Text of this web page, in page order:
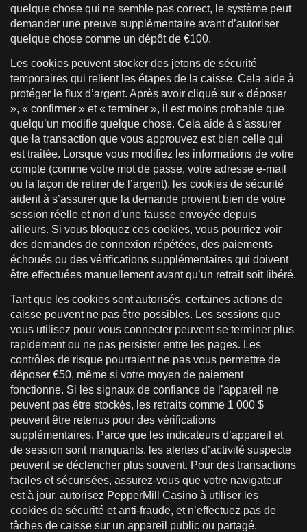
quelque chose qui ne semble pas correct, le système peut
demander une preuve supplémentaire avant d’autoriser
quelque chose comme un dépôt de €100.
Les cookies peuvent stocker des jetons de sécurité
temporaires qui relient les étapes de la caisse. Cela aide à
protéger le flux d’argent. Après avoir cliqué sur « déposer
», « confirmer » et « terminer », il est moins probable que
quelqu’un modifie quelque chose. Cela aide à s’assurer
que la transaction que vous approuvez est bien celle qui
est traitée. Lorsque vous modifiez les informations de votre
compte (comme votre mot de passe, votre adresse e-mail
ou la façon de retirer de l’argent), les cookies de sécurité
aident à s’assurer que la demande provient bien de votre
session réelle et non d’une fausse envoyée depuis
ailleurs. Si vous bloquez ces cookies, vous pourriez voir
des demandes de connexion répétées, des paiements
échoués ou des vérifications supplémentaires qui doivent
être effectuées manuellement avant qu’un retrait soit libéré.
Tant que les cookies sont autorisés, certaines actions de
caisse peuvent ne pas être possibles. Les sessions que
vous utilisez pour vous connecter peuvent se terminer plus
rapidement ou ne pas persister entre les pages. Les
contrôles de risque pourraient ne pas vous permettre de
déposer €50, même si votre moyen de paiement
fonctionne. Si les signaux de confiance de l’appareil ne
peuvent pas être stockés, les retraits comme 1 000 $
peuvent être retenus pour des vérifications
supplémentaires. Parce que les indicateurs d’appareil et
de session sont manquants, les alertes d’activité suspecte
peuvent se déclencher plus souvent. Pour des transactions
faciles et sécurisées, assurez-vous que votre navigateur
est à jour, autorisez PepperMill Casino à utiliser les
cookies de sécurité et anti-fraude, et n’effectuez pas de
tâches de caisse sur un appareil public ou partagé.